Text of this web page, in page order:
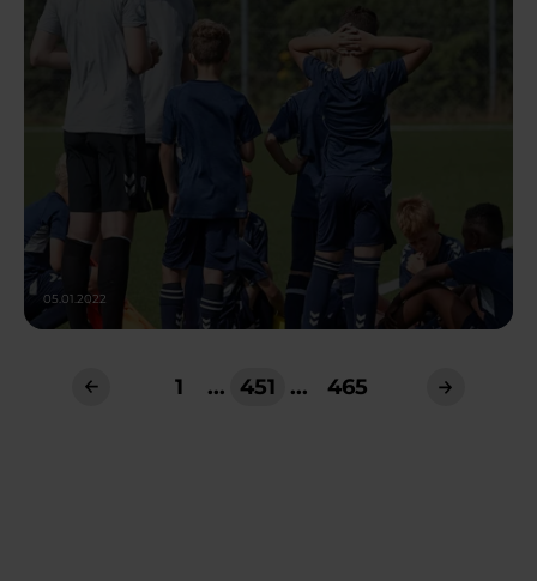
05.01.2022
1 ... 451 ... 465